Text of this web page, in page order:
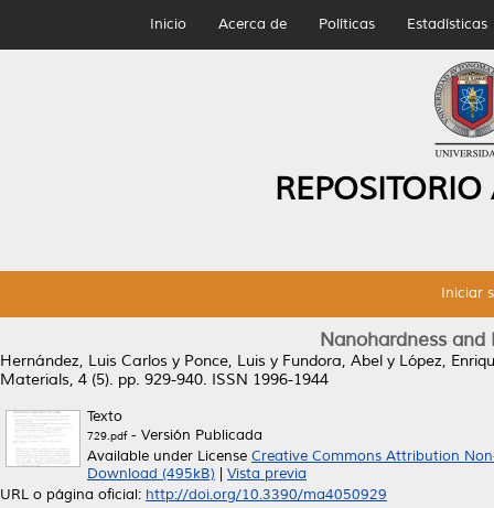
Inicio Acerca de Políticas Estadísticas
Iniciar
Nanohardness and
Hernández, Luis Carlos y Ponce, Luis y Fundora, Abel y López,
Materials, 4 (5). pp. 929-940. ISSN 1996-1944
Texto
729.pdf- Versión Publicada
Available under License Creative Commons Attribution
Download (495kB)
Vista previa
URL o página oficial: http://doi.org/10.3390/ma4050929